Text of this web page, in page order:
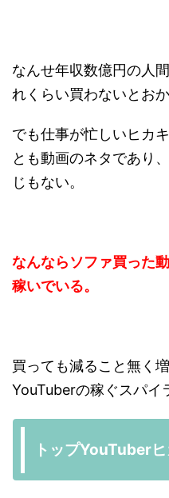
なんせ年収数億円の人
れくらい買わないとおか
でも仕事が忙しいヒカ
とも動画のネタであり
じもない。
なんならソファ買った
稼いでいる。
買っても減ること無く
YouTuberの稼ぐスパイ
トップYouTuberヒ